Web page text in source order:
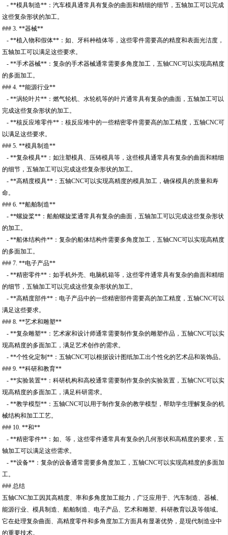
- **模具制造**：汽车模具通常具有复杂的曲面和精细的细节，五轴加工可以完成
这些复杂形状的加工。
### 3. **器械**
- **植入物和假体**：如、牙科种植体等，这些零件需要高的精度和表面光洁度，
五轴加工可以满足这些要求。
- **手术器械**：复杂的手术器械通常需要多角度加工，五轴CNC可以实现高精度
的多面加工。
### 4. **能源行业**
- **涡轮叶片**：燃气轮机、水轮机等的叶片通常具有复杂的曲面，五轴加工可以
完成这些复杂形状的加工。
- **核反应堆零件**：核反应堆中的一些精密零件需要高的加工精度，五轴CNC可
以满足这些要求。
### 5. **模具制造**
- **复杂模具**：如注塑模具、压铸模具等，这些模具通常具有复杂的曲面和精细
的细节，五轴加工可以完成这些复杂形状的加工。
- **高精度模具**：五轴CNC可以实现高精度的模具加工，确保模具的质量和寿
命。
### 6. **船舶制造**
- **螺旋桨**：船舶螺旋桨通常具有复杂的曲面，五轴加工可以完成这些复杂形状
的加工。
- **船体结构件**：复杂的船体结构件需要多角度加工，五轴CNC可以实现高精度
的多面加工。
### 7. **电子产品**
- **精密零件**：如手机外壳、电脑机箱等，这些零件通常具有复杂的曲面和精细
的细节，五轴加工可以完成这些复杂形状的加工。
- **高精度部件**：电子产品中的一些精密部件需要高的加工精度，五轴CNC可以
满足这些要求。
### 8. **艺术和雕塑**
- **复杂雕塑**：艺术家和设计师通常需要制作复杂的雕塑作品，五轴CNC可以实
现高精度的多面加工，满足艺术创作的需求。
- **个性化定制**：五轴CNC可以根据设计图纸加工出个性化的艺术品和装饰品。
### 9. **科研和教育**
- **实验装置**：科研机构和高校通常需要制作复杂的实验装置，五轴CNC可以实
现高精度的多面加工，满足科研需求。
- **教学模型**：五轴CNC可以用于制作复杂的教学模型，帮助学生理解复杂的机
械结构和加工工艺。
### 10. **和**
- **精密零件**：如、等，这些零件通常具有复杂的几何形状和高精度的要求，五
轴加工可以满足这些需求。
- **设备**：复杂的设备通常需要多角度加工，五轴CNC可以实现高精度的多面加
工。
### 总结
五轴CNC加工因其高精度、率和多角度加工能力，广泛应用于、汽车制造、器械、
能源行业、模具制造、船舶制造、电子产品、艺术和雕塑、科研教育以及等领域。
它在处理复杂曲面、高精度零件和多角度加工方面具有显著优势，是现代制造业中
的重要技术。